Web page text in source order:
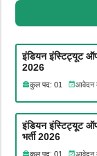
इंडियन इंस्टिट्यूट
2026
कुल पद: 01 आवेदन
इंडियन इंस्टिट्यूट
भर्ती 2026
कुल पद: 01 आवेदन